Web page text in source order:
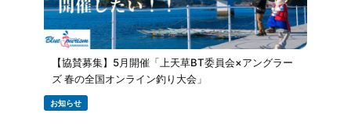
【協賛募集】5月開催「上天草BT委員会×アングラー
ズ 春の全国オンライン釣り大会」
お知らせ